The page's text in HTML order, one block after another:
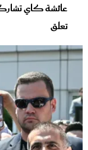
عائشة كاي
تعلق